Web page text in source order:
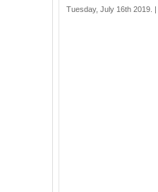
Tuesday, July 16th 2019. |